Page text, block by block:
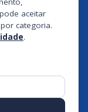
aceitar
categoria.
.